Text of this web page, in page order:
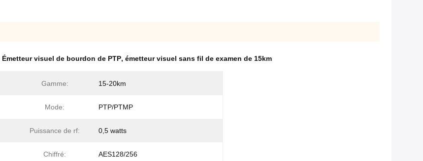
Émetteur visuel de bourdon de PTP, émetteur visuel sans fil de examen de 15km
Gamme: 15-20km
Mode: PTP/PTMP
Puissance de rf: 0,5 watts
Chiffré: AES128/256